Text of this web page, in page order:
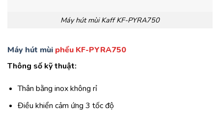
Máy hút mùi Kaff KF-PYRA750
Máy hút mùi phểu KF-PYRA750
Thông số kỹ thuật:
Thân bằng inox không rỉ
Điều khiển cảm ứng 3 tốc độ